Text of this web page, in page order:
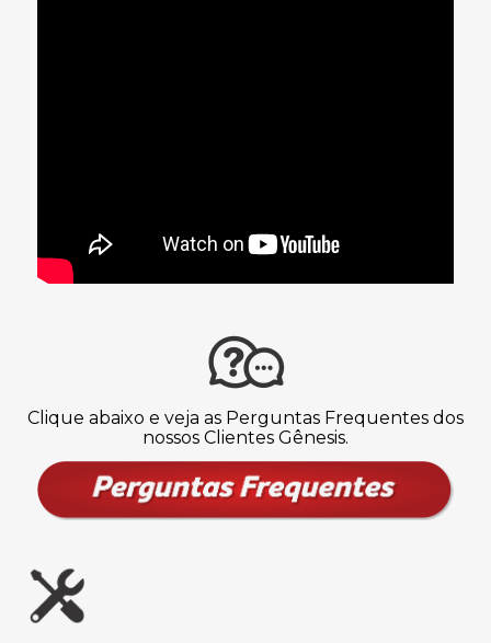
Clique abaixo e veja as Perguntas Frequentes dos
nossos Clientes Gênesis.